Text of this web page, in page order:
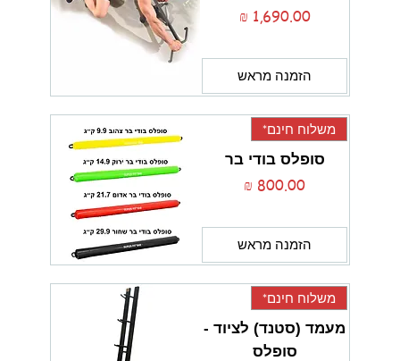
מחיר‏1,690.00 ‏₪
הזמנה מראש
משלוח חינם*
סופלס בודי בר
מחיר
הזמנה מראש
משלוח חינם*
מעמד (סטנד) לציוד -
סופלס